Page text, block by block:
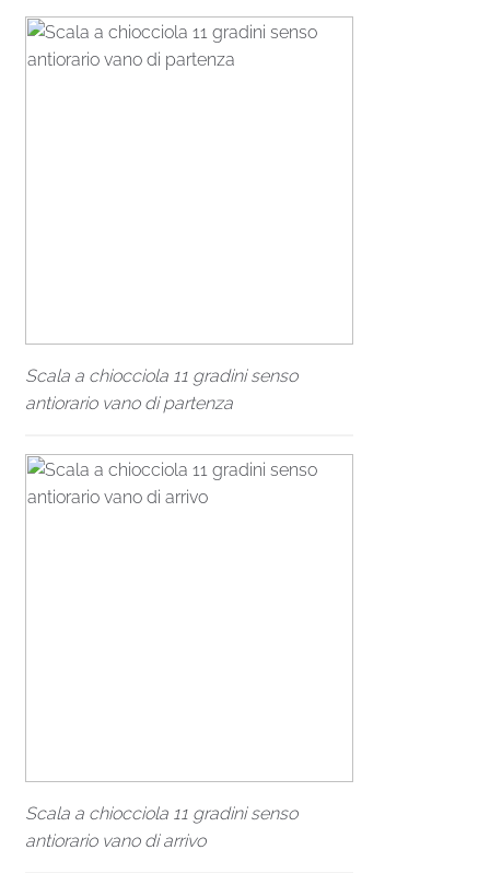
Scala a chiocciola 11 gradini senso
antiorario vano di partenza
Scala a chiocciola 11 gradini senso
antiorario vano di arrivo